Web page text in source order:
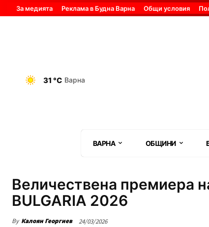
За медията Реклама в Будна Варна Общи условия
31 °C Варна
ВАРНА ОБЩИНИ
Величествена премиера
BULGARIA 2026
By Калоян Георгиев 24/03/2026